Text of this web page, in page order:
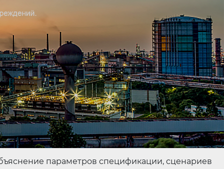
параметров спецификации, сценариев